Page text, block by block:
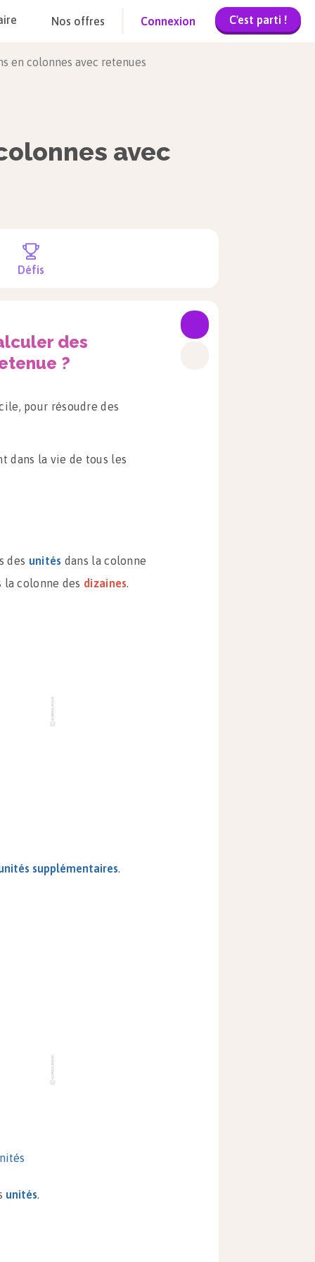
Nos offres Connexion C'est parti !
en colonnes avec retenues
avec
Défis
des
?
pour résoudre des
dans la vie de tous les
des unités dans la colonne
la colonne des dizaines.
supplémentaires.
unités